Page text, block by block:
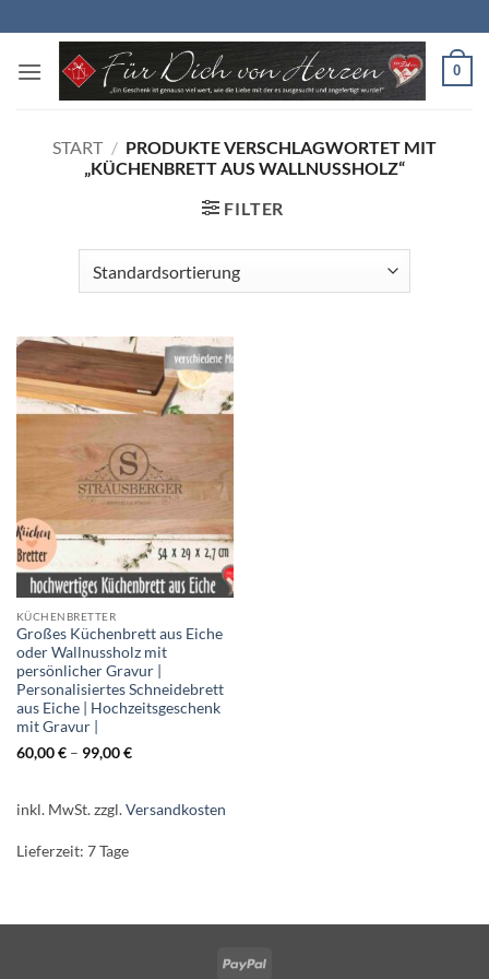
Inhalt
springen
0
START / PRODUKTE VERSCHLAGWORTET MIT
„KÜCHENBRETT AUS WALLNUSSHOLZ“
FILTER
KÜCHENBRETTER
Großes Küchenbrett aus Eiche
oder Wallnussholz mit
persönlicher Gravur |
Personalisiertes Schneidebrett
aus Eiche | Hochzeitsgeschenk
mit Gravur |
60,00€– 99,00€
inkl. MwSt.zzgl.Versandkosten
Lieferzeit: 7 Tage
PayPal